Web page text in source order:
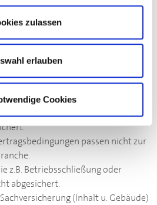
zulassen
erlauben
Cookies
Schadensfall – nur einen
RVM.
die RVM in
feststellt:
stimmen nicht mit
sind gar nicht oder
passen nicht zur
z.B. Betriebsschließung oder
abgesichert.
(Inhalt u. Gebäude)